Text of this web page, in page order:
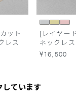
ット
レス
[レイヤー
ネックレス
¥16,500
しています